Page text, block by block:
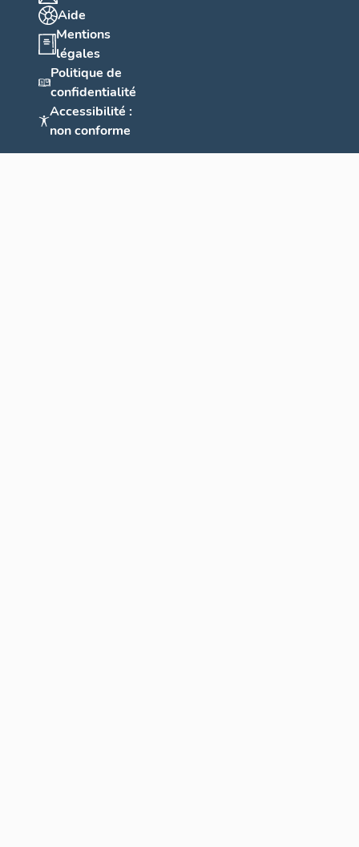
Aide
Mentions
légales
Politique de
confidentialité
Accessibilité :
non conforme